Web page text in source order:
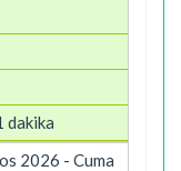
dakika
2026 - Cuma